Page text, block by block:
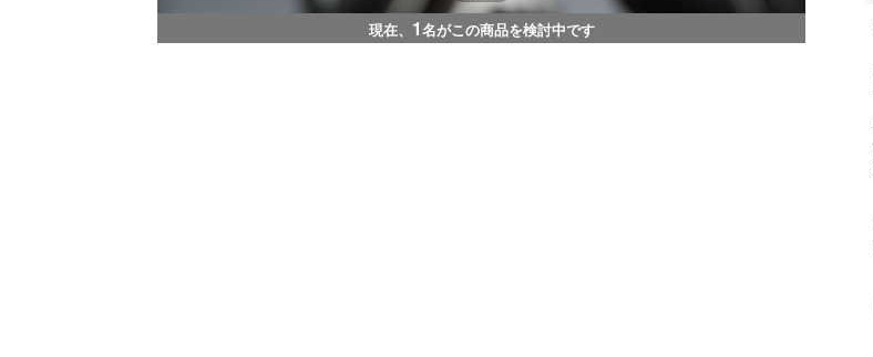
現在、 1名がこの商品を検討中です